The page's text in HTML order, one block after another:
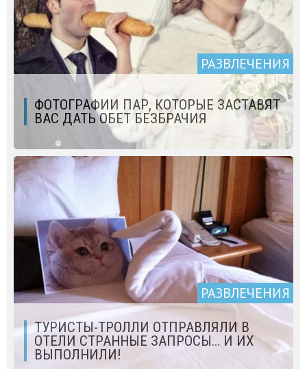
РАЗВЛЕЧЕНИЯ
ФОТОГРАФИИ ПАР, КОТОРЫЕ ЗАСТАВЯТ
ВАС ДАТЬ ОБЕТ БЕЗБРАЧИЯ
РАЗВЛЕЧЕНИЯ
ТУРИСТЫ-ТРОЛЛИ ОТПРАВЛЯЛИ В
ОТЕЛИ СТРАННЫЕ ЗАПРОСЫ… И ИХ
ВЫПОЛНИЛИ!